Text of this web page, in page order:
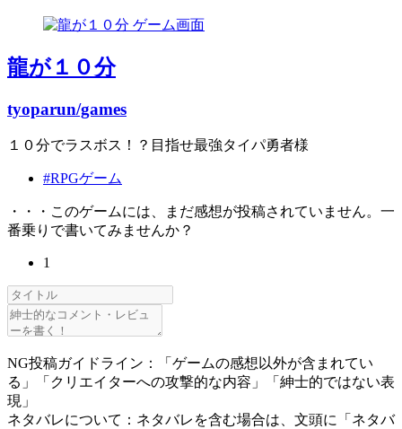
龍が１０分
tyoparun/games
１０分でラスボス！？目指せ最強タイパ勇者様
#RPGゲーム
・・・このゲームには、まだ感想が投稿されていません。一
番乗りで書いてみませんか？
1
NG投稿ガイドライン：「ゲームの感想以外が含まれてい
る」「クリエイターへの攻撃的な内容」「紳士的ではない表
現」
ネタバレについて：ネタバレを含む場合は、文頭に「ネタバ